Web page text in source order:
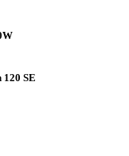
120 SE